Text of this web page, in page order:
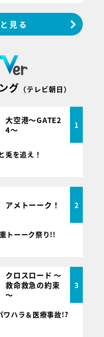
見る
グ （テレビ朝日）
大空港～GATE2
4～
1
兎を追え！
アメトーーク！ 2
トーーク祭り!!
クロスロード ～
救命救急の約束
～
3
ハラ＆医療事故!?